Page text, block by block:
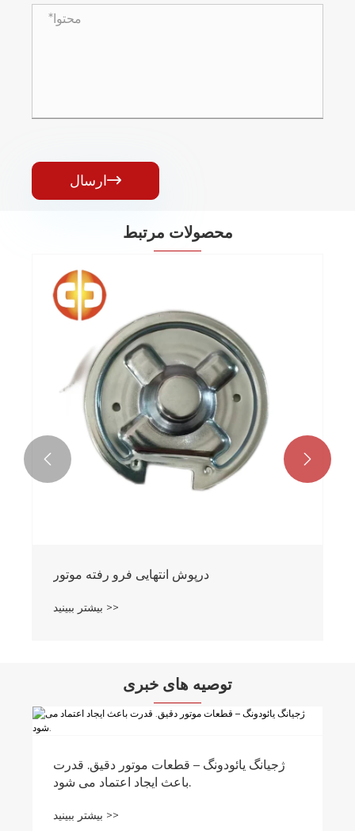
ارسال
محصولات مرتبط
درپوش انتهایی فرو رفته موتور
بیشتر ببینید >>
 
توصیه های خبری
ژجیانگ یائودونگ – قطعات موتور دقیق. قدرت
باعث ایجاد اعتماد می شود.
بیشتر ببینید >>